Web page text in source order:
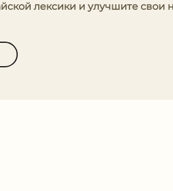
лексики и улучшите